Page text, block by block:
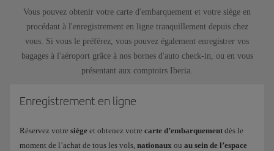
Vous pouvez obtenir votre carte d'embarquement et votre siège en
procédant à l'enregistrement en ligne tranquillement depuis chez
vous. Si vous le préférez, vous pouvez également enregistrer vos
bagages à l'aéroport grâce à nos bornes d'auto check-in, ou en vous
présentant aux comptoirs Iberia.
Enregistrement en ligne
Réservez votre siège et obtenez votre carte d’embarquement dès le
moment de l’achat de tous les vols, nationaux ou au sein de l’espace